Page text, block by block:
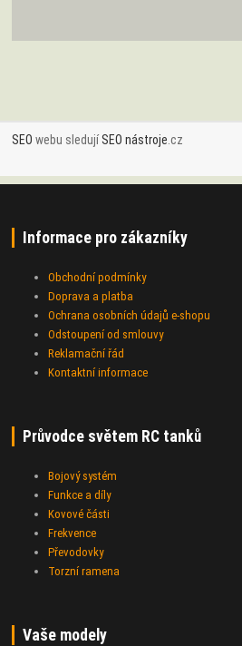
SEO webu sledujíSEO nástroje .cz
Informace pro zákazníky
Obchodní podmínky
Doprava a platba
Ochrana osobních údajů e-shopu
Odstoupení od smlouvy
Reklamační řád
Kontaktní informace
Průvodce světem RC tanků
Bojový systém
Funkce a díly
Kovové části
Frekvence
Převodovky
Torzní ramena
Vaše modely